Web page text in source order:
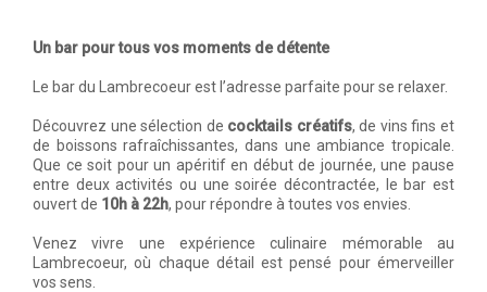
Un bar pour tous vos moments de détente
Le bar du Lambrecoeur est l’adresse parfaite pour se relaxer.
Découvrez une sélection de cocktails créatifs, de vins fins et
de boissons rafraîchissantes, dans une ambiance tropicale.
Que ce soit pour un apéritif en début de journée, une pause
entre deux activités ou une soirée décontractée, le bar est
ouvert de 10h à 22h, pour répondre à toutes vos envies.
Venez vivre une expérience culinaire mémorable au
Lambrecoeur, où chaque détail est pensé pour émerveiller
vos sens.